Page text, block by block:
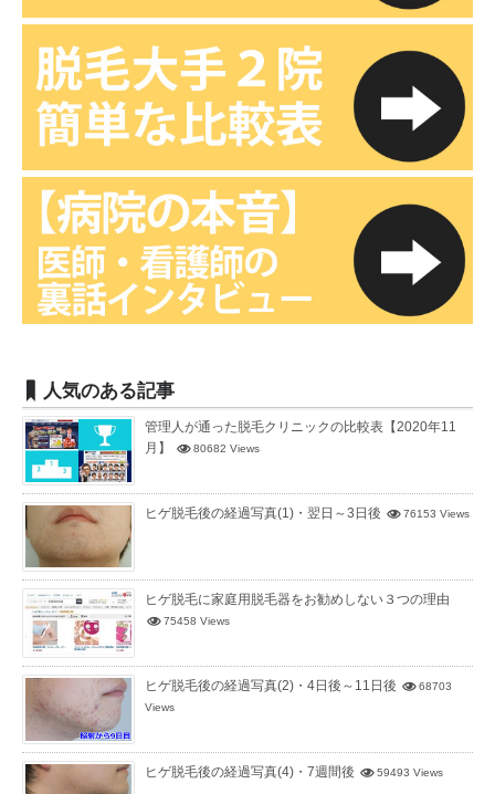
人気のある記事
管理人が通った脱毛クリニックの比較表【2020年11
月】
80682 Views
ヒゲ脱毛後の経過写真(1)・翌日～3日後 76153 Views
ヒゲ脱毛に家庭用脱毛器をお勧めしない３つの理由
75458 Views
ヒゲ脱毛後の経過写真(2)・4日後～11日後
68703
Views
ヒゲ脱毛後の経過写真(4)・7週間後 59493 Views